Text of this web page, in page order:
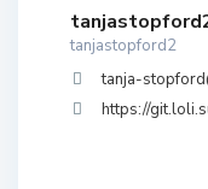
tanjastopford2
tanja-
https://